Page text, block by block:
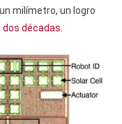
milímetro, un logro
dos décadas